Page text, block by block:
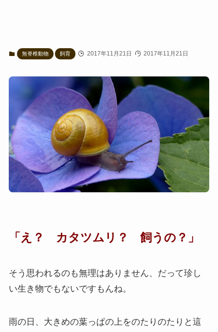
無脊椎動物 飼育 2017年11月21日 2017年11月21日
「え？ カタツムリ？ 飼うの？」
そう思われるのも無理はありません、だって珍し
い生き物でもないですもんね。
雨の日、大きめの葉っぱの上をのたりのたりと這